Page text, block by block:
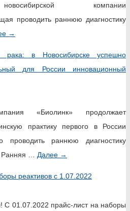
компании
проводить раннюю диагностику
→
рака: в Новосибирске успешно
для России инновационный
«Биолинк» продолжает
практику первого в России
проводить раннюю диагностику
Ранняя … Далее →
реактивов с 1.07.2022
С 01.07.2022 прайс-лист на наборы